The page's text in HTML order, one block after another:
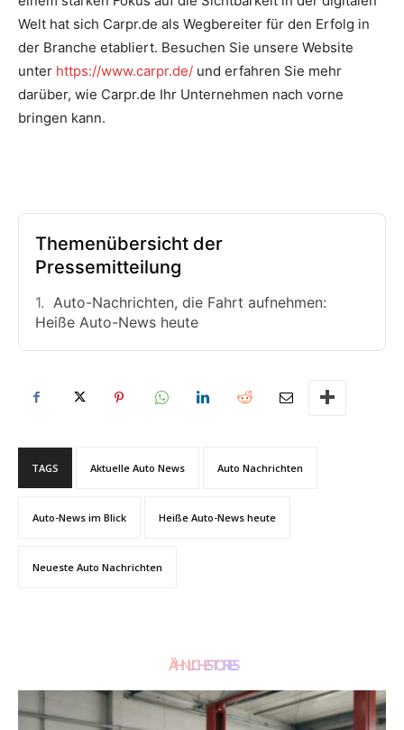
Welt hat sich Carpr.de als Wegbereiter für den Erfolg in
der Branche etabliert. Besuchen Sie unsere Website
unter https://www.carpr.de/ und erfahren Sie mehr
darüber, wie Carpr.de Ihr Unternehmen nach vorne
bringen kann.
Themenübersicht der
Pressemitteilung
Auto-Nachrichten, die Fahrt aufnehmen:
Heiße Auto-News heute
TAGS Aktuelle Auto News Auto Nachrichten
Auto-News im Blick Heiße Auto-News heute
Neueste Auto Nachrichten
ÄHNLICHE STORIES